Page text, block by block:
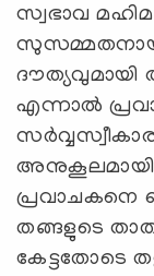
സ്വഭാവ
ദൗത്യവുമായി
എന്നാൽ
അനുകൂലമായി
പ്രവാചകനെ
തങ്ങളുടെ
കേട്ടതോടെ